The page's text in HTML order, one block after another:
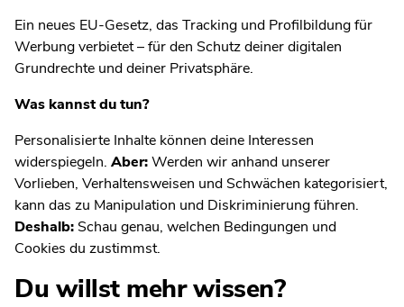
Ein neues EU-Gesetz, das Tracking und Profilbildung für
Werbung verbietet – für den Schutz deiner digitalen
Grundrechte und deiner Privatsphäre.
Was kannst du tun?
Personalisierte Inhalte können deine Interessen
widerspiegeln. Aber:Werden wir anhand unserer
Vorlieben, Verhaltensweisen und Schwächen kategorisiert,
kann das zu Manipulation und Diskriminierung führen.
Deshalb: Schau genau, welchen Bedingungen und
Cookies du zustimmst.
Du willst mehr wissen?